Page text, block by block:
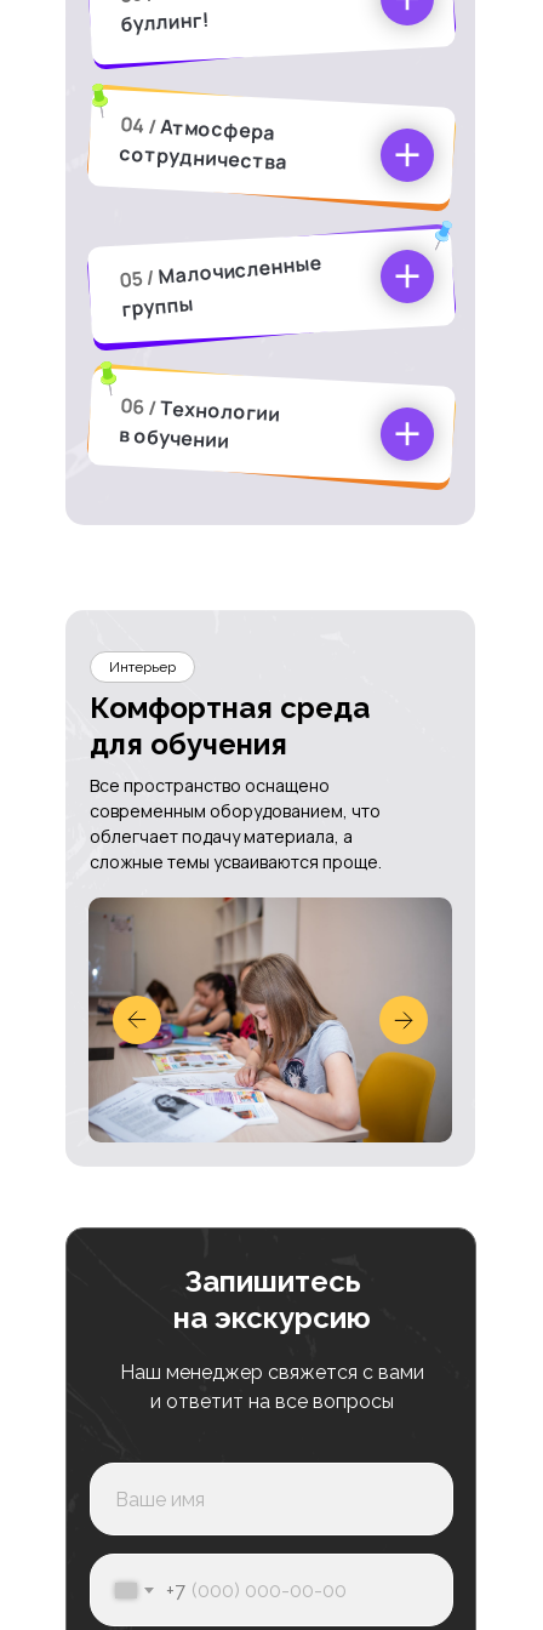
буллинг!
04 /Атмосфера
сотрудничества
05 / Малочисленные
группы
06 /Технологии
в обучении
Комфортная среда
для обучения
Интерьер
Все пространство оснащено
современным оборудованием, что
облегчает подачу материала, а
сложные темы усваиваются проще.
Запишитесь
на экскурсию
Наш менеджер свяжется с вами
и ответит на все вопросы
+7
Питание
10 000₽
В месяц